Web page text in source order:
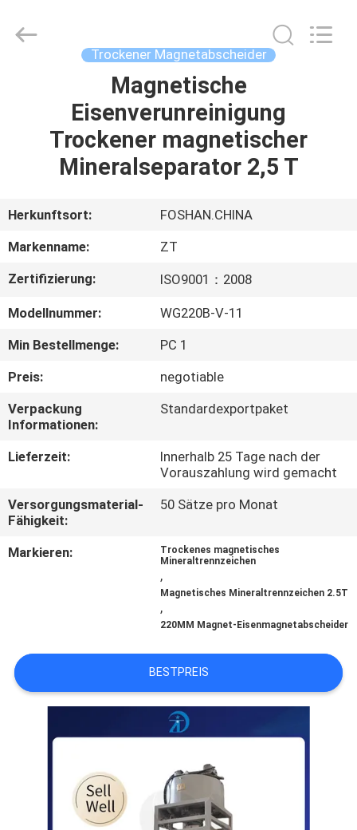
PRODUKTE
UNS
AUSFLUG
QUALITÄTSKONTROLLE
SIE
MIT
IN
VERBINDUNG
FÄLLE
SITEMAP
PRIVACY
POLICY
Ltd..
Trockener Magnetabscheider
Magnetische
Eisenverunreinigung
Trockener magnetischer
Mineralseparator 2,5 T
Herkunftsort:
FOSHAN.CHINA
Markenname:
ZT
Zertifizierung:
ISO9001：2008
Modellnummer:
WG220B-V-11
Min Bestellmenge:
PC 1
Preis:
negotiable
Verpackung
Informationen:
Standardexportpaket
Lieferzeit:
Innerhalb 25 Tage nach der
Vorauszahlung wird gemacht
Versorgungsmaterial-
Fähigkeit:
50 Sätze pro Monat
Markieren:
Trockenes magnetisches
Mineraltrennzeichen
,
Magnetisches Mineraltrennzeichen 2.5T
,
220MM Magnet-Eisenmagnetabscheider
BESTPREIS